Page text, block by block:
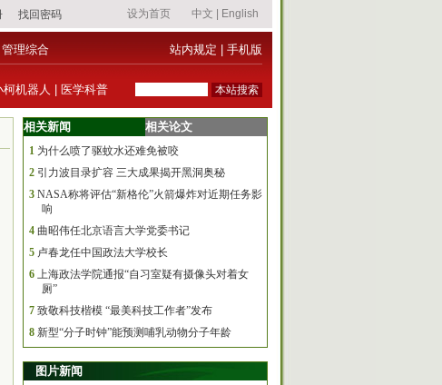
管理综合 站内规定 手机版
柯机器人 医学科普
相关新闻 相关论文
1 为什么喷了驱蚊水还难免被咬
2 引力波目录扩容 三大成果揭开黑洞奥秘
3 NASA称将评估“新格伦”火箭爆炸对近期任务影
响
4 曲昭伟任北京语言大学党委书记
5 卢春龙任中国政法大学校长
6 上海政法学院通报“自习室疑有摄像头对着女
厕”
7 致敬科技楷模 “最美科技工作者”发布
8 新型“分子时钟”能预测哺乳动物分子年龄
图片新闻